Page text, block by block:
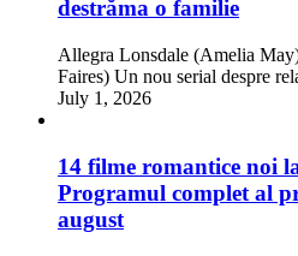
destrăma o familie
Allegra Lonsdale (Amelia
Faires) Un nou serial despre
July 1, 2026
14 filme romantice noi
Programul complet al
august